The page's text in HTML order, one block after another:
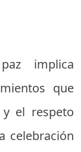
implica
que
y el respeto
celebración